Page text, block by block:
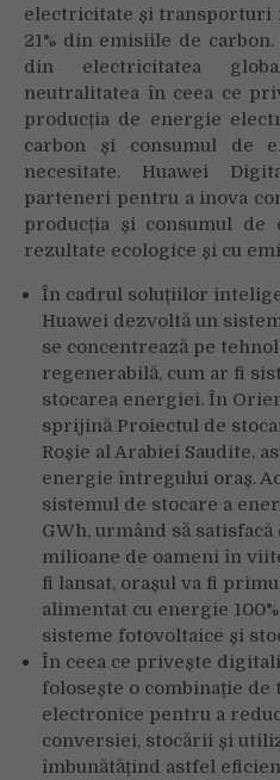
electricitate și transporturi
21% din emisiile de carbon.
din electricitatea
neutralitatea în ceea ce
producția de energie
carbon și consumul de
necesitate. Huawei
parteneri pentru a inova
producția și consumul de
rezultate ecologice și cu
În cadrul soluțiilor
Huawei dezvoltă un
se concentrează pe
regenerabilă, cum ar fi
stocarea energiei. În
sprijină Proiectul de
Roșie al Arabiei Saudite,
energie întregului oraș.
sistemul de stocare a
GWh, urmând să
milioane de oameni în
fi lansat, orașul va fi
alimentat cu energie
sisteme fotovoltaice și
În ceea ce privește
folosește o combinație
electronice pentru a
conversiei, stocării și
îmbunătățind astfel